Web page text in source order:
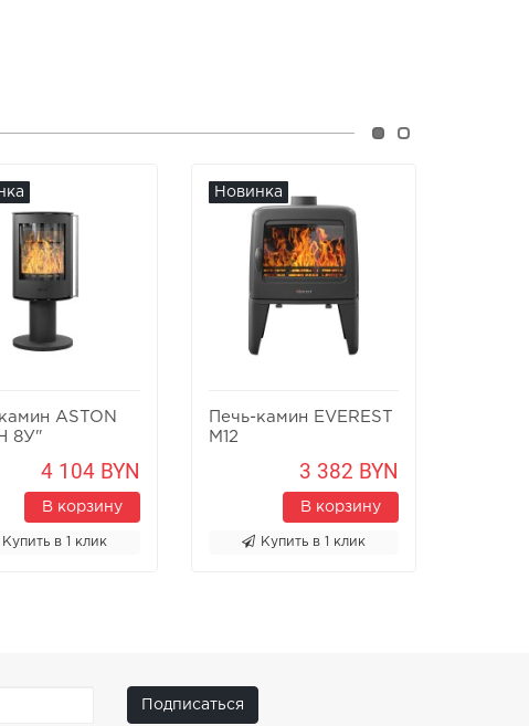
ASTON
8У"
4 104 BYN
В корзину
Купить в 1 клик
Новинка
Печь-камин EVEREST
M12
3 382 BYN
В корзину
Купить в 1 клик
Подписаться